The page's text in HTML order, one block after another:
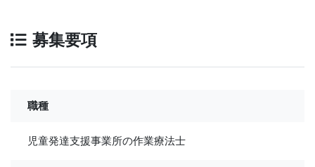
募集要項
職種
児童発達支援事業所の作業療法士